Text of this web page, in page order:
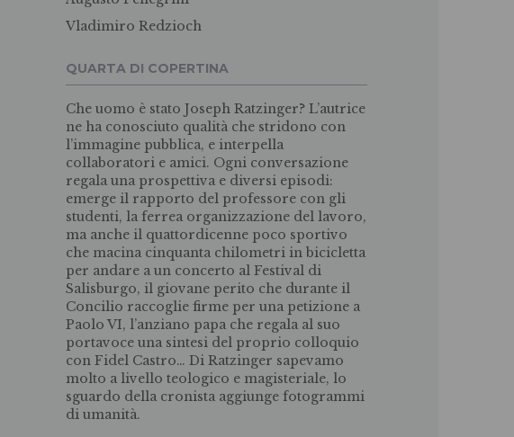
Vladimiro Redzioch
QUARTA DI COPERTINA
Che uomo è stato Joseph Ratzinger? L’autrice
ne ha conosciuto qualità che stridono con
l’immagine pubblica, e interpella
collaboratori e amici. Ogni conversazione
regala una prospettiva e diversi episodi:
emerge il rapporto del professore con gli
studenti, la ferrea organizzazione del lavoro,
ma anche il quattordicenne poco sportivo
che macina cinquanta chilometri in bicicletta
per andare a un concerto al Festival di
Salisburgo, il giovane perito che durante il
Concilio raccoglie firme per una petizione a
Paolo VI, l’anziano papa che regala al suo
portavoce una sintesi del proprio colloquio
con Fidel Castro… Di Ratzinger sapevamo
molto a livello teologico e magisteriale, lo
sguardo della cronista aggiunge fotogrammi
di umanità.